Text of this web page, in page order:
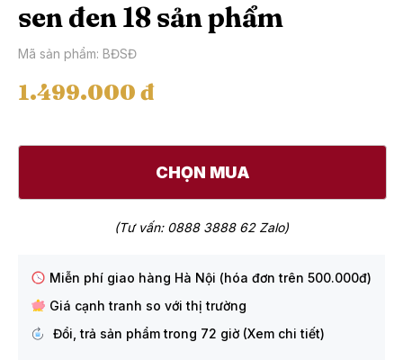
sen đen 18 sản phẩm
Mã sản phẩm: BĐSĐ
1.499.000 đ
CHỌN MUA
(Tư vấn: 0888 3888 62 Zalo)
Miễn phí giao hàng Hà Nội (hóa đơn trên 500.000đ)
Giá cạnh tranh so với thị trường
Đổi, trả sản phẩm trong 72 giờ (Xem chi tiết)